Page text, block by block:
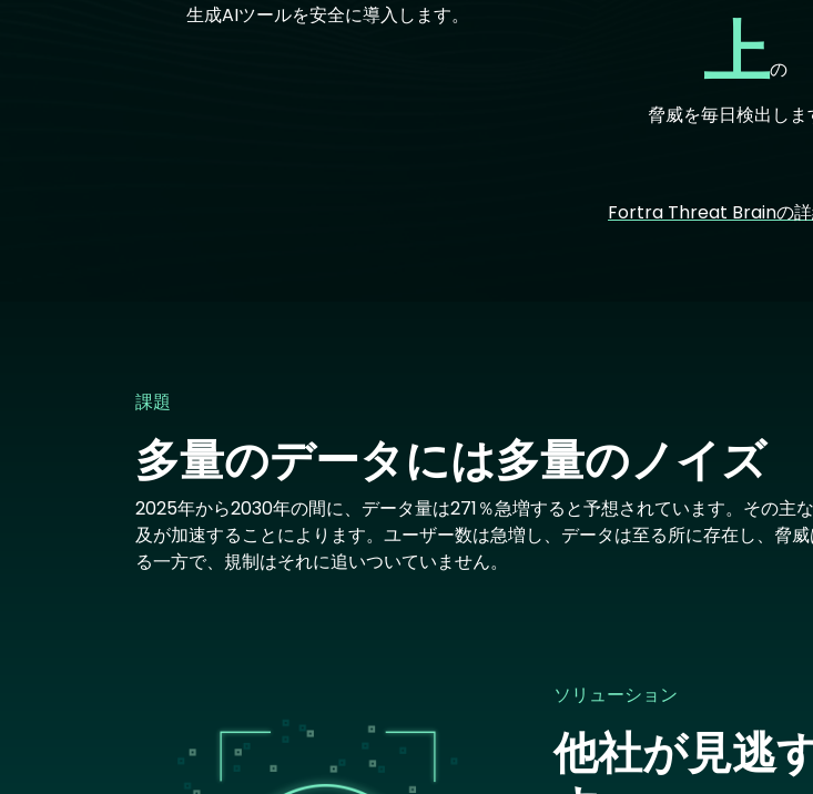
生成AIツールを安全に導入します。
上の
脅威を毎日検出しま
Fortra Threat Brainの詳
課題
多量のデータには多量のノイズ
2025年から2030年の間に、データ量は271％急増すると予想されています。その主
及が加速することによります。ユーザー数は急増し、データは至る所に存在し、脅
る一方で、規制はそれに追いついていません。
ソリューション
他社が見逃